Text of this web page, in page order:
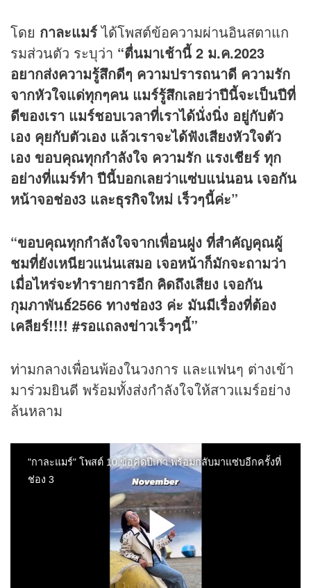
โดย กาละแมร์ได้โพสต์ข้อความผ่านอินสตาแก
รมส่วนตัว ระบุว่า “ตื่นมาเช้านี้ 2 ม.ค.2023
อยากส่งความรู้สึกดีๆ ความปรารถนาดี ความรัก
จากหัวใจแด่ทุกๆคน แมร์รู้สึกเลยว่าปีนี้จะเป็นปีที่
ดีของเรา แมร์ชอบเวลาที่เราได้นั่งนิ่ง อยู่กับตัว
เอง คุยกับตัวเอง แล้วเราจะได้ฟังเสียงหัวใจตัว
เอง ขอบคุณทุกกำลังใจ ความรัก แรงเชียร์ ทุก
อย่างที่แมร์ทำ ปีนี้บอกเลยว่าแซ่บแน่นอน เจอกัน
หน้าจอช่อง3 และธุรกิจใหม่ เร็วๆนี้ค่ะ”
“ขอบคุณทุกกำลังใจจากเพื่อนฝูง ที่สำคัญคุณผู้
ชมที่ยังเหนียวแน่นเสมอ เจอหน้าก็มักจะถามว่า
เมื่อไหร่จะทำรายการอีก คิดถึงเสียง เจอกัน
กุมภาพันธ์2566 ทางช่อง3 ค่ะ มันมีเรื่องที่ต้อง
เคลียร์!!!! #รอแถลงข่าวเร็วๆนี้”
ท่ามกลางเพื่อนพ้องในวงการ และแฟนๆ ต่างเข้า
มาร่วมยินดี พร้อมทั้งส่งกำลังใจให้สาวแมร์อย่าง
ล้นหลาม